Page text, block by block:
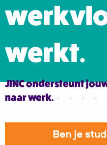
werkt.
JINC ondersteunt
naar werk.
Ben je